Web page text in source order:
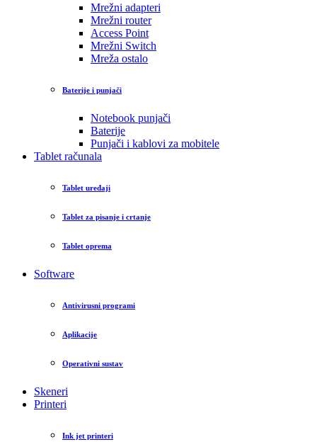
Mrežni adapteri
Mrežni router
Access Point
Mrežni Switch
Mreža ostalo
Baterije i punjači
Notebook punjači
Baterije
Punjači i kablovi za mobitele
Tablet računala
Tablet uređaji
Tablet za pisanje i crtanje
Tablet oprema
Software
Antivirusni programi
Aplikacije
Operativni sustav
Skeneri
Printeri
Ink jet printeri